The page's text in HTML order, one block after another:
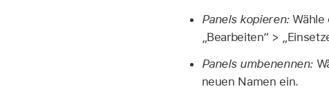
Panels kopieren:Wähle
„Bearbeiten“ >
Panels umbenennen:
neuen Namen ein.